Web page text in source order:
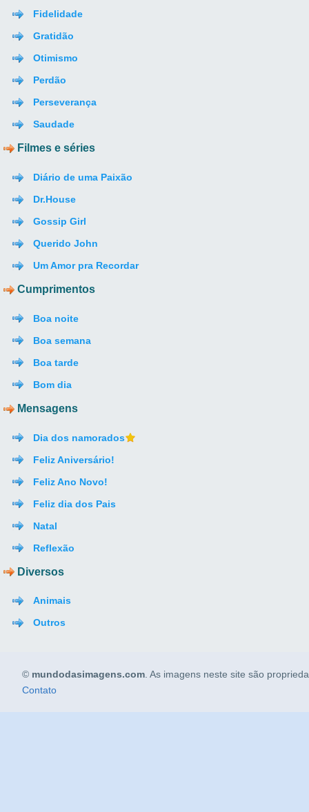
Fidelidade
Gratidão
Otimismo
Perdão
Perseverança
Saudade
Filmes e séries
Diário de uma Paixão
Dr.House
Gossip Girl
Querido John
Um Amor pra Recordar
Cumprimentos
Boa noite
Boa semana
Boa tarde
Bom dia
Mensagens
Dia dos namorados
Feliz Aniversário!
Feliz Ano Novo!
Feliz dia dos Pais
Natal
Reflexão
Diversos
Animais
Outros
© mundodasimagens.com . As imagens neste site são
Contato